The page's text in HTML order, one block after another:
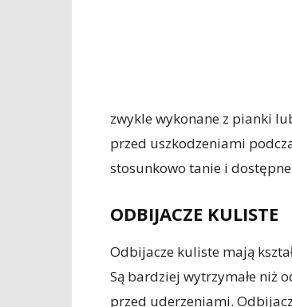
zwykle wykonane z pianki
przed uszkodzeniami
stosunkowo tanie i
ODBIJACZE KULISTE
Odbijacze kuliste mają
Są bardziej wytrzymałe niż
przed uderzeniami.